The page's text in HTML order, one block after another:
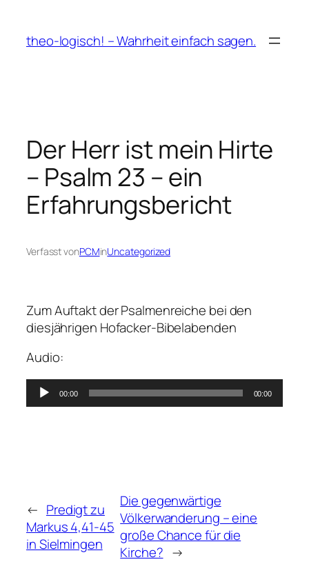
springen
theo-logisch! – Wahrheit einfach sagen.
Der Herr ist mein Hirte
– Psalm 23 – ein
Erfahrungsbericht
Verfasst vonPCMinUncategorized
Zum Auftakt der Psalmenreiche bei den
diesjährigen Hofacker-Bibelabenden
Audio:
Audio-
Player
00:00 00:00
← Predigt zu
Markus 4,41-45
in Sielmingen
Die gegenwärtige
Völkerwanderung – eine
große Chance für die
Kirche? →